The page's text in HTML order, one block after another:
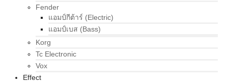
Fender
แอมป์กีต้าร์ (Electric)
แอมป์เบส (Bass)
Korg
Tc Electronic
Vox
Effect